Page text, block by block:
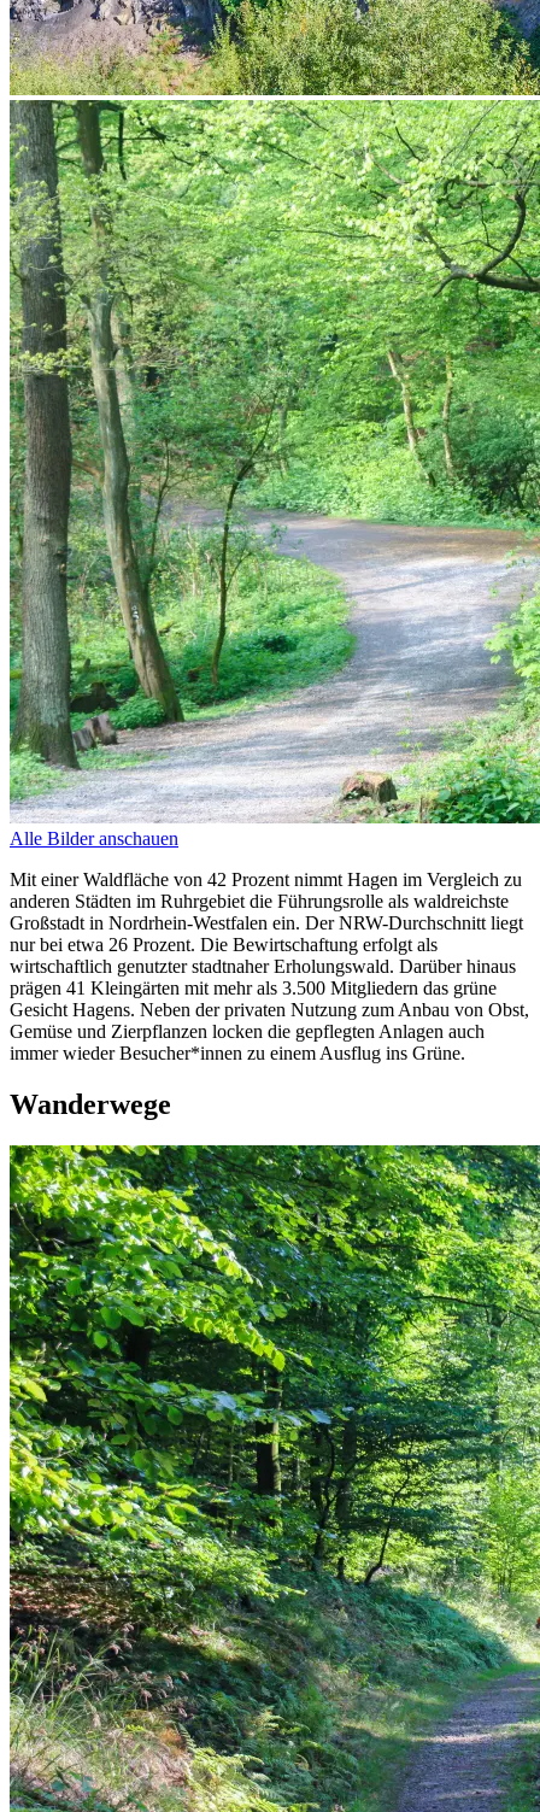
Alle Bilder anschauen
Mit einer Waldfläche von 42 Prozent nimmt Hagen im Vergleich zu
anderen Städten im Ruhrgebiet die Führungsrolle als waldreichste
Großstadt in Nordrhein-Westfalen ein. Der NRW-Durchschnitt liegt
nur bei etwa 26 Prozent. Die Bewirtschaftung erfolgt als
wirtschaftlich genutzter stadtnaher Erholungswald. Darüber hinaus
prägen 41 Kleingärten mit mehr als 3.500 Mitgliedern das grüne
Gesicht Hagens. Neben der privaten Nutzung zum Anbau von Obst,
Gemüse und Zierpflanzen locken die gepflegten Anlagen auch
immer wieder Besucher*innen zu einem Ausflug ins Grüne.
Wanderwege